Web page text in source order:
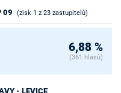
09 (zisk 1 z 23 zastupitelů)
6,88 %
(361 hlasů)
- LEVICE